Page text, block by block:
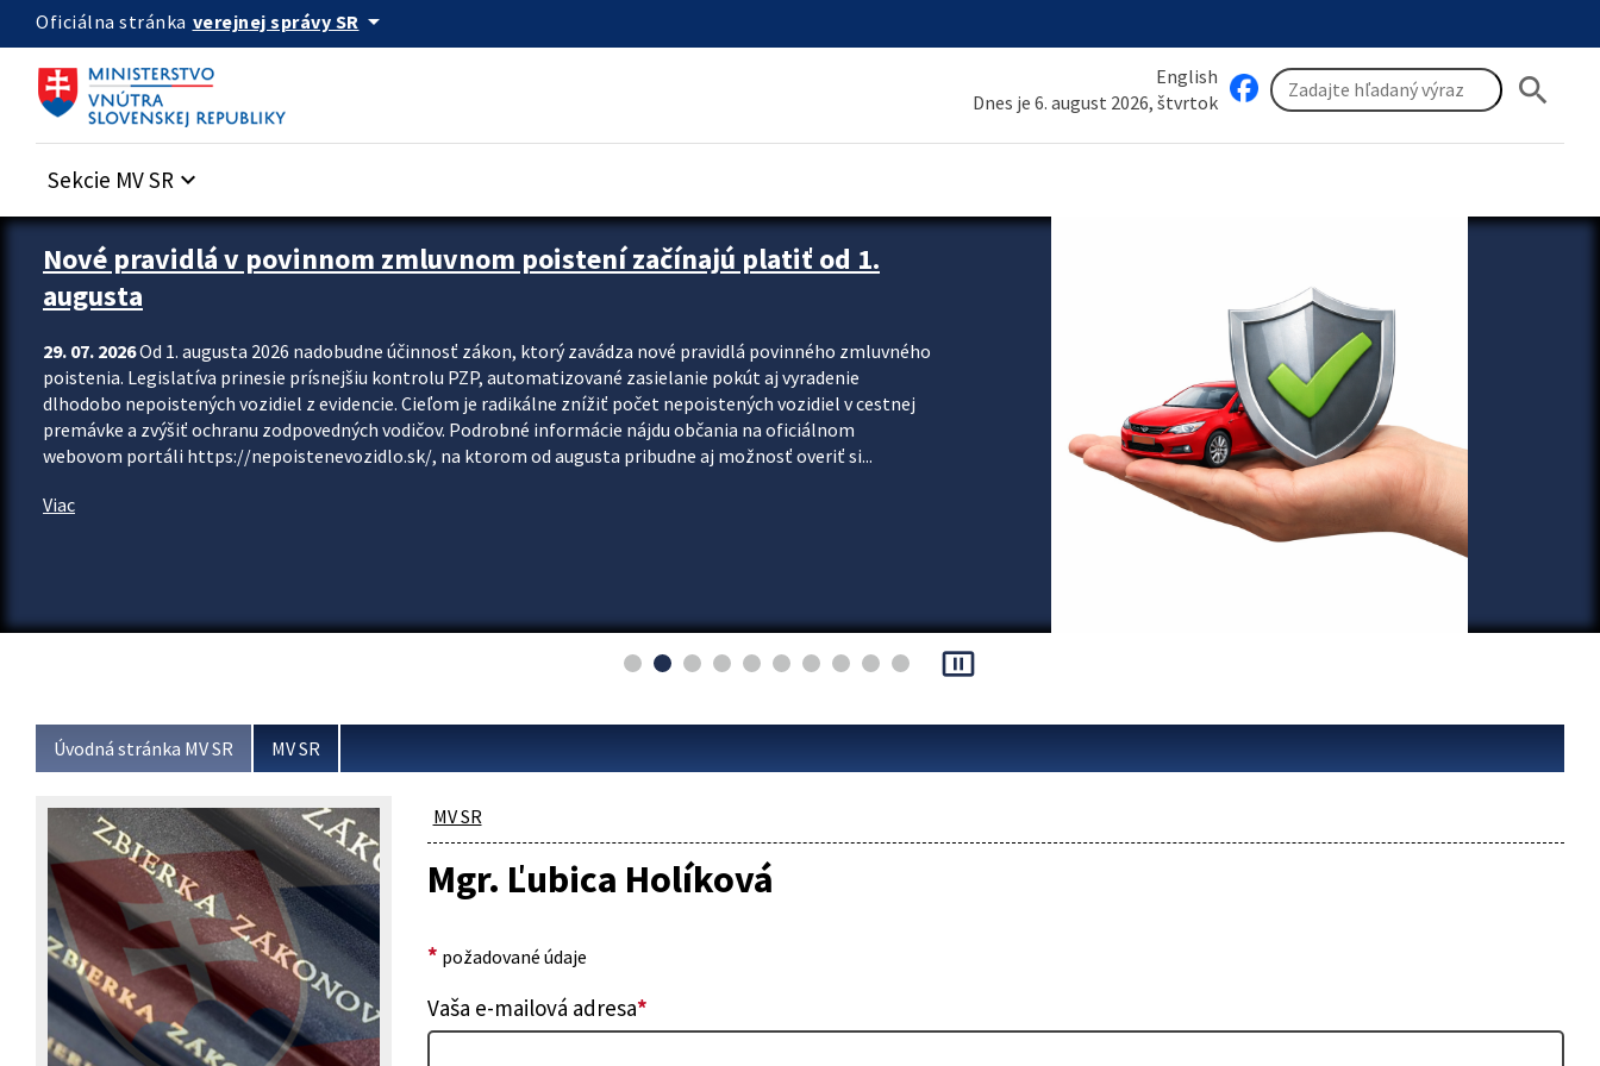
Preskocit na hlavný obsah
Oficiálna stránka verejnej správy SR arrow_drop_down
English
Dnes je 6. august 2026, štvrtok
search
Sekcie MV SR keyboard_arrow_down
Zastavit automatický posun upútavok
Nové pravidlá v povinnom zmluvnom poistení začínajú platiť od 1.
augusta
29. 07. 2026Od 1. augusta 2026 nadobudne účinnosť zákon, ktorý zavádza nové pravidlá povinného zmluvného
poistenia. Legislatíva prinesie prísnejšiu kontrolu PZP, automatizované zasielanie pokút aj vyradenie
dlhodobo nepoistených vozidiel z evidencie. Cieľom je radikálne znížiť počet nepoistených vozidiel v cestnej
premávke a zvýšiť ochranu zodpovedných vodičov. Podrobné informácie nájdu občania na oficiálnom
webovom portáli https://nepoistenevozidlo.sk/, na ktorom od augusta pribudne aj možnosť overiť si...
Viac
pause_presentation
Úvodná stránka MV SR MV SR
MV SR
Mgr. Ľubica Holíková
* požadované údaje
Vaša e-mailová adresa*